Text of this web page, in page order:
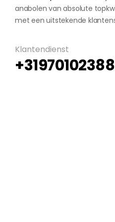
anabolen van absolute
met een uitstekende
Klantendienst